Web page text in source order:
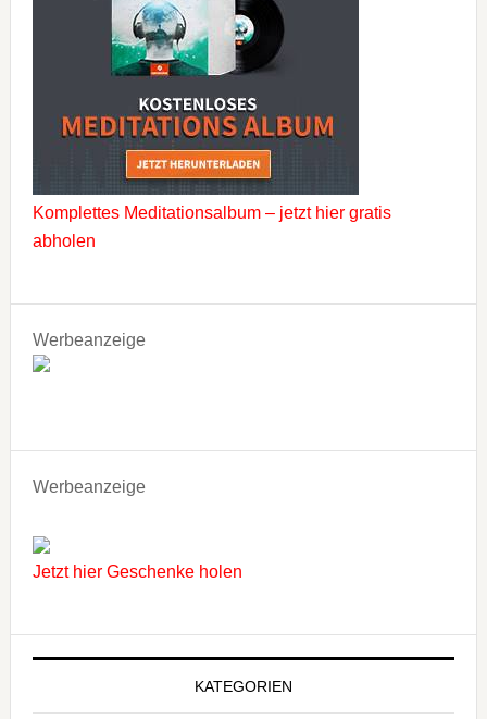
Komplettes Meditationsalbum – jetzt hier gratis
abholen
Werbeanzeige
Werbeanzeige
Jetzt hier Geschenke holen
KATEGORIEN